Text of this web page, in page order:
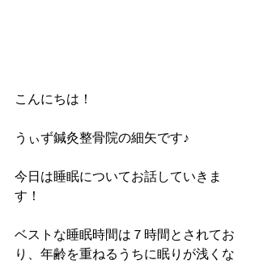
こんにちは！
うぃず鍼灸整骨院の細矢です♪
今日は睡眠についてお話していきま
す！
ベストな睡眠時間は７時間とされてお
り、年齢を重ねるうちに眠りが浅くな